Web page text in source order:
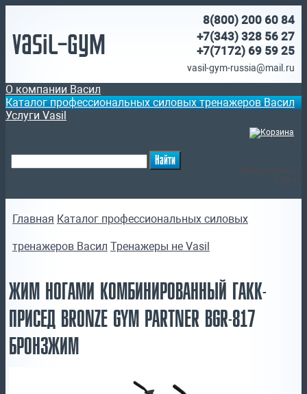
Vasil-Gym
8(800) 200 60 84
+7(343) 328 56 27
+7(7172) 69 59 25
vasil-gym-russia@mail.ru
О компании Васил
Каталог профессиональных силовых тренажеров Васил
Услуги Vasil
Главная Каталог профессиональных силовых
тренажеров Васил Тренажеры не Vasil
ЖИМ НОГАМИ КОМБИНИРОВАННЫЙ ГАКК-
ПРИСЕД BRONZE GYM PARTNER BGR-817
БРОНЗЖИМ